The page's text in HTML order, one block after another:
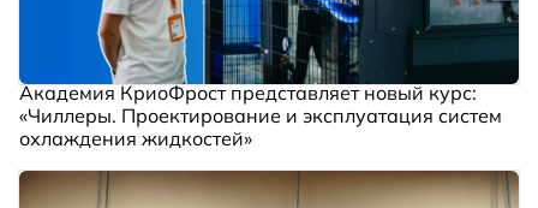
Академия КриоФрост представляет новый курс:
«Чиллеры. Проектирование и эксплуатация систем
охлаждения жидкостей»